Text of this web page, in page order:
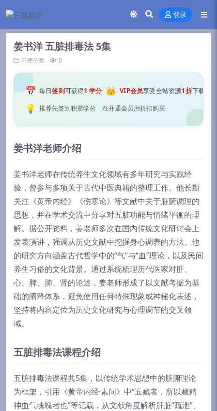
登录
姜书洋 五脏排毒法 5集
不便分类 0
📅 每日签到可获得1 学分 👑 VIP会员享受全站资源1折下载
💡 推荐先签到积攒学分，在开通会员用折扣购买
姜书洋老师介绍
姜书洋老师在传统养生文化领域有多年研究与实践经
验，曾参与多项关于古代中医典籍的整理工作。他长期
关注《黄帝内经》《伤寒论》等文献中关于脏腑调理的
思想，并在学术交流中分享对五脏功能与情绪平衡的理
解。据公开资料，姜老师多次在国内传统文化研讨会上
发表演讲，强调从历史文献中挖掘身心调养的方法。他
的研究方向涵盖古代哲学中的“气”与“血”理论，以及民间
养生习俗的文化背景。通过系统梳理历代医家对肝、
心、脾、肺、肾的论述，姜老师形成了以文献考据为基
础的阐释体系，避免使用任何特殊现象或神秘化表述，
坚持将内容定位为历史文化研究与心理调节的交叉领
域。
五脏排毒法课程介绍
五脏排毒法课程共5集，以传统学术思想中的脏腑理论
为框架，引用《黄帝内经·素问》中“五藏者，所以藏精
神血气魂魄者也”等记载，从文献角度解析肝脏“疏泄”、